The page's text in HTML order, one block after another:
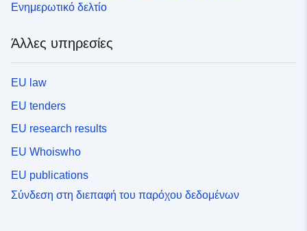
Ενημερωτικό δελτίο
Άλλες υπηρεσίες
EU law
EU tenders
EU research results
EU Whoiswho
EU publications
Σύνδεση στη διεπαφή του παρόχου δεδομένων